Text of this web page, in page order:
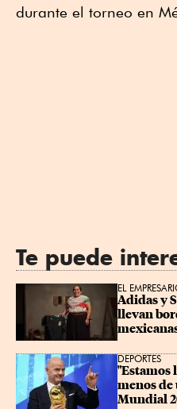
durante el torneo en
Te puede
EL
Adidas y
llevan
DEPORTES
"Estamos
menos de
Mundial